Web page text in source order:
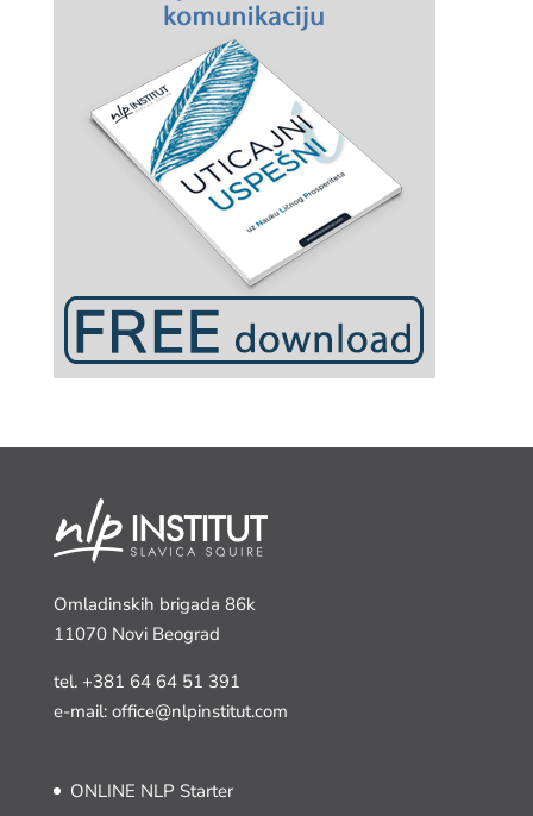
Omladinskih brigada 86k
11070 Novi Beograd
tel. +381 64 64 51 391
e-mail: office@nlpinstitut.com
ONLINE NLP Starter